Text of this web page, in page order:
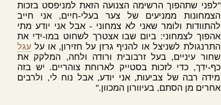
"לפני שתהפוך הרשימה הצנועה הזאת למניפסט בזכות
הצמחונות ממניעים של צער בעלי-חיים, אני חייב
להתוודות ולומר שאני לא צמחוני - אבל אני יודע מתי
אהפוך לצמחוני: ביום שבו אצטרך לשחוט במו-ידי את
התרנגולת לשניצל או להניף גרזן על חזירון, או על עגל
שחור עיניים, בעל זרבובית ורודה ולחה, המלקק את
כף-ידך, כדי לזכות בסטייק לארוחת צוהריים. יש בזה
מידה רבה של צביעות, אני יודע, אבל נוח לי, ולרבים
אחרים מן הסתם, בעיוורון המכוון."